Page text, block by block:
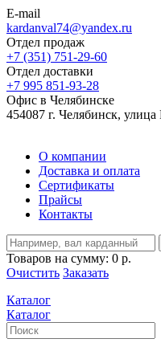
E-mail
kardanval74@yandex.ru
Отдел продаж
+7 (351) 751-29-60
Отдел доставки
+7 995 851-93-28
Офис в Челябинске
454087 г. Челябинск,
О компании
Доставка и оплата
Сертификаты
Прайсы
Контакты
Товаров на сумму: 0 р.
Очистить Заказать
Каталог
Каталог